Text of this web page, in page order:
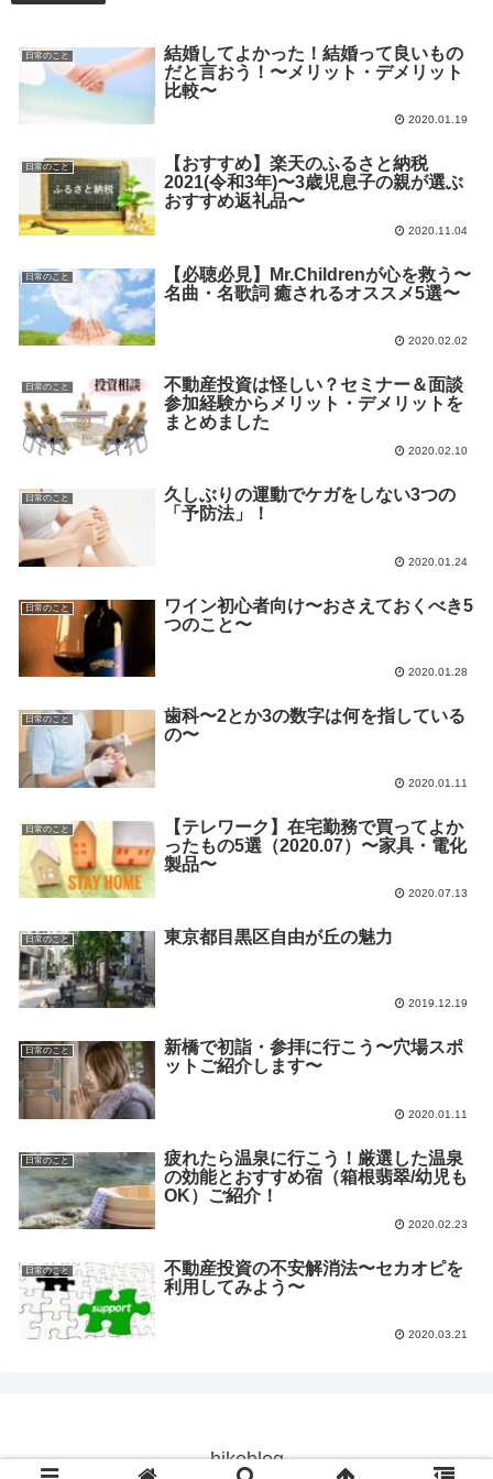
日常のこと
結婚してよかった！結婚って良いもの
だと言おう！〜メリット・デメリット
比較〜
2020.01.19
日常のこと
【おすすめ】楽天のふるさと納税
2021(令和3年)〜3歳児息子の親が選ぶ
おすすめ返礼品〜
2020.11.04
日常のこと
【必聴必見】Mr.Childrenが心を救う〜
名曲・名歌詞 癒されるオススメ5選〜
2020.02.02
日常のこと
不動産投資は怪しい？セミナー＆面談
参加経験からメリット・デメリットを
まとめました
2020.02.10
日常のこと
久しぶりの運動でケガをしない3つの
「予防法」！
2020.01.24
日常のこと
ワイン初心者向け〜おさえておくべき5
つのこと〜
2020.01.28
日常のこと
歯科〜2とか3の数字は何を指している
の〜
2020.01.11
日常のこと
【テレワーク】在宅勤務で買ってよか
ったもの5選（2020.07）〜家具・電化
製品〜
2020.07.13
日常のこと 東京都目黒区自由が丘の魅力
2019.12.19
日常のこと
新橋で初詣・参拝に行こう〜穴場スポ
ットご紹介します〜
2020.01.11
日常のこと
疲れたら温泉に行こう！厳選した温泉
の効能とおすすめ宿（箱根翡翠/幼児も
OK）ご紹介！
2020.02.23
日常のこと
不動産投資の不安解消法〜セカオピを
利用してみよう〜
2020.03.21
hikoblog